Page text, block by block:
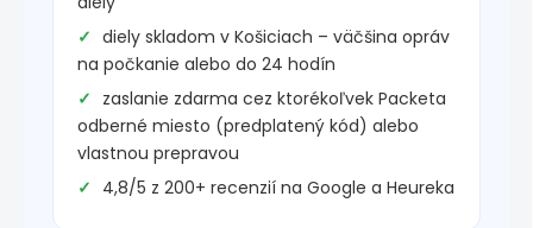
diely skladom v Košiciach – väčšina opráv
na počkanie alebo do 24 hodín
zaslanie zdarma cez ktorékoľvek Packeta
odberné miesto (predplatený kód) alebo
vlastnou prepravou
4,8/5 z 200+ recenzií na Google a Heureka